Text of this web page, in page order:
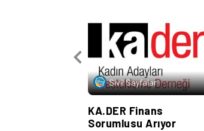
Sivil Sayfalar
KA.DER Finans
Sorumlusu Arıyor